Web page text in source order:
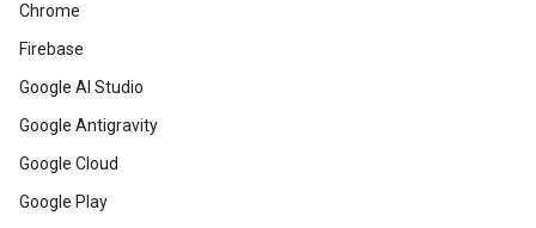
Chrome
Firebase
Google AI Studio
Google Antigravity
Google Cloud
Google Play